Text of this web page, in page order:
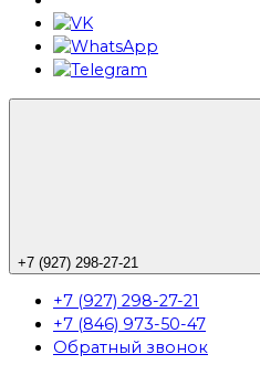
+7 (927) 298-27-21
+7 (927) 298-27-21
+7 (846) 973-50-47
Обратный звонок